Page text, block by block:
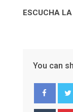
ESCUCHA
You can